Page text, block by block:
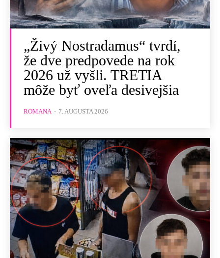
„Živý Nostradamus“ tvrdí,
že dve predpovede na rok
2026 už vyšli. TRETIA
môže byť oveľa desivejšia
ROMANA - 7. AUGUSTA 2026